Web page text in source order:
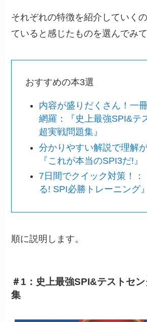
それぞれの特徴を紹介していく
ていると感じたものを選んでみて
おすすめの本3選
内容が盛りだくさん！一
網羅：『史上最強SPI&テ
超実戦問題集』
分かりやすい解説で理解
『これが本当のSPI3だ!』
7日間でクイック対策！：
る! SPI必勝トレーニング』
順に説明します。
＃1：史上最強SPI&テストセ
集